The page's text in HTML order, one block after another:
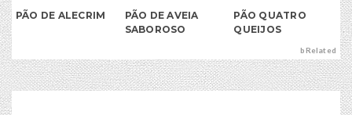
PÃO DE ALECRIM
PÃO DE AVEIA
SABOROSO
PÃO QUATRO
QUEIJOS
bRelated